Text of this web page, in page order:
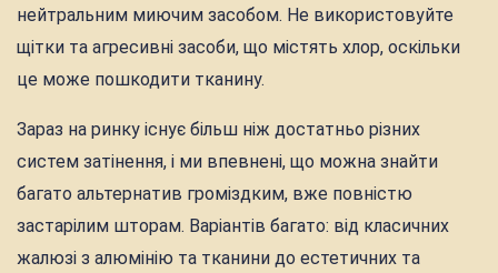
нейтральним миючим засобом. Не використовуйте
щітки та агресивні засоби, що містять хлор, оскільки
це може пошкодити тканину.
Зараз на ринку існує більш ніж достатньо різних
систем затінення, і ми впевнені, що можна знайти
багато альтернатив громіздким, вже повністю
застарілим шторам. Варіантів багато: від класичних
жалюзі з алюмінію та тканини до естетичних та